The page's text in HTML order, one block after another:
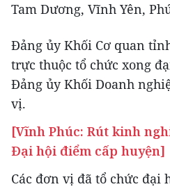
Tam Dương, Vĩnh Yên,
Đảng ủy Khối Cơ quan
trực thuộc tổ chức xong
Đảng ủy Khối Doanh
vị.
[Vĩnh Phúc: Rút kinh
Đại hội điểm cấp huyện]
Các đơn vị đã tổ chức đại